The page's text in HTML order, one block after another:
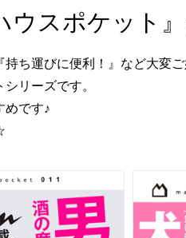
ウスポケット
持ち運びに便利！』など大変
リーズです。
めです♪